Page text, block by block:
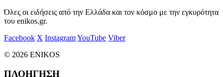
Όλες οι ειδήσεις από την Ελλάδα και τον κόσμο με την εγκυρότητα
του enikos.gr.
Facebook X InstagramYouTube Viber
© 2026 ENIKOS
ΠΛΟΗΓΗΣΗ